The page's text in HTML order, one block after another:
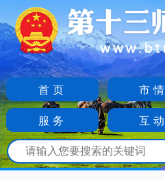
首页 市情
服务
互动